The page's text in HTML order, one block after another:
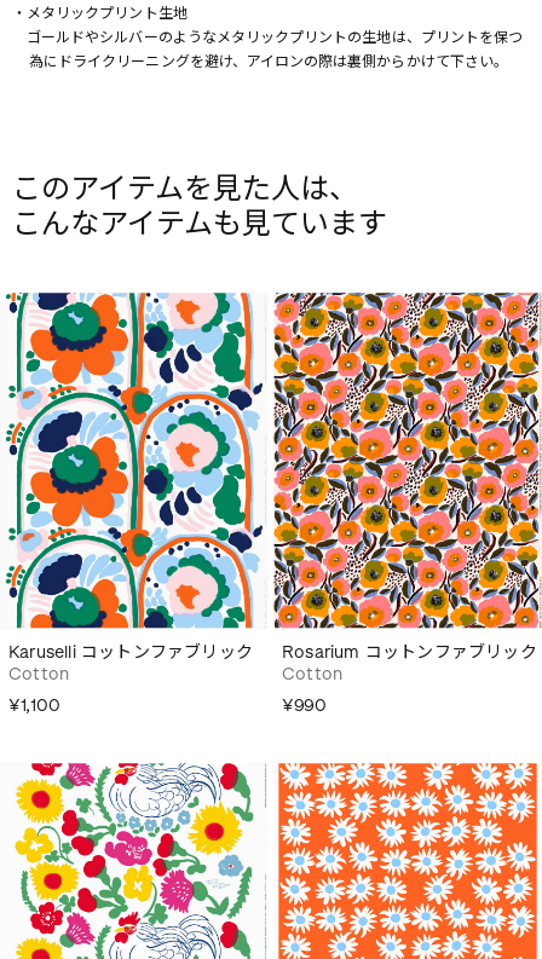
・メタリックプリント生地
ゴールドやシルバーのようなメタリックプリントの生地は、プリントを保つ
為にドライクリーニングを避け、アイロンの際は裏側からかけて下さい。
このアイテムを見た人は、
こんなアイテムも見ています
Karuselli コットンファブリック
Cotton
¥1,100
Rosarium コットンファブリック
Cotton
¥990